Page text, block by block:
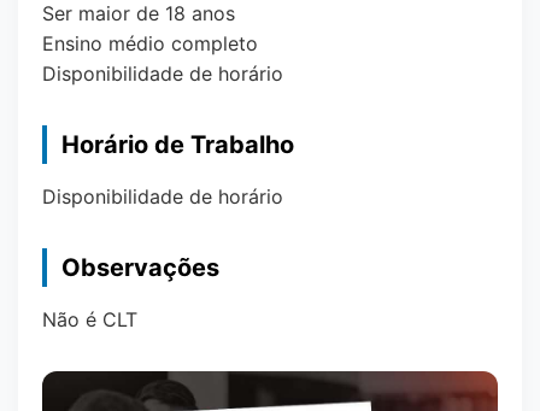
Ser maior de 18 anos
Ensino médio completo
Disponibilidade de horário
Horário de Trabalho
Disponibilidade de horário
Observações
Não é CLT